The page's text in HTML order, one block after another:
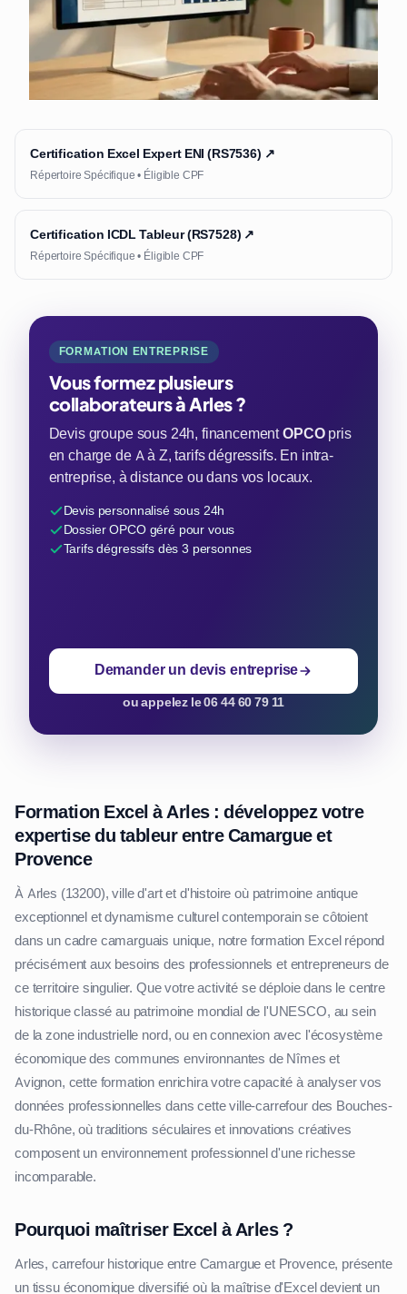
Certification Excel Expert ENI (RS7536) ↗
Répertoire Spécifique • Éligible CPF
Certification ICDL Tableur (RS7528) ↗
Répertoire Spécifique • Éligible CPF
FORMATION ENTREPRISE
Vous formez plusieurs
collaborateurs à Arles ?
Devis groupe sous 24h, financementOPCOpris
en charge de A à Z, tarifs dégressifs. En intra-
entreprise, à distance ou dans vos locaux.
Devis personnalisé sous 24h
Dossier OPCO géré pour vous
Tarifs dégressifs dès 3 personnes
Demander un devis entreprise
ou appelez le 06 44 60 79 11
Formation Excel à Arles : développez votre
expertise du tableur entre Camargue et
Provence
À Arles (13200), ville d'art et d'histoire où patrimoine antique
exceptionnel et dynamisme culturel contemporain se côtoient
dans un cadre camarguais unique, notre formation Excel répond
précisément aux besoins des professionnels et entrepreneurs de
ce territoire singulier. Que votre activité se déploie dans le centre
historique classé au patrimoine mondial de l'UNESCO, au sein
de la zone industrielle nord, ou en connexion avec l'écosystème
économique des communes environnantes de Nîmes et
Avignon, cette formation enrichira votre capacité à analyser vos
données professionnelles dans cette ville-carrefour des Bouches-
du-Rhône, où traditions séculaires et innovations créatives
composent un environnement professionnel d'une richesse
incomparable.
Pourquoi maîtriser Excel à Arles ?
Arles, carrefour historique entre Camargue et Provence, présente
un tissu économique diversifié où la maîtrise d'Excel devient un